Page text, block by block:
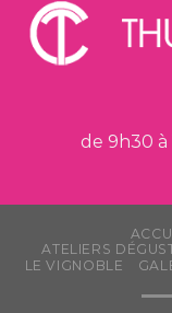
de 9h30 à
ATELIERS
LE VIGNOBLE